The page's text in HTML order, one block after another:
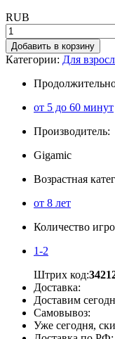
RUB
Добавить в корзину
Категории: Для
от 5 до 60 минут
Производитель:
Gigamic
Возрастная
от 8 лет
Количество
1-2
Штрих код:
Доставка:
Доставим
Самовывоз:
Уже сегодня,